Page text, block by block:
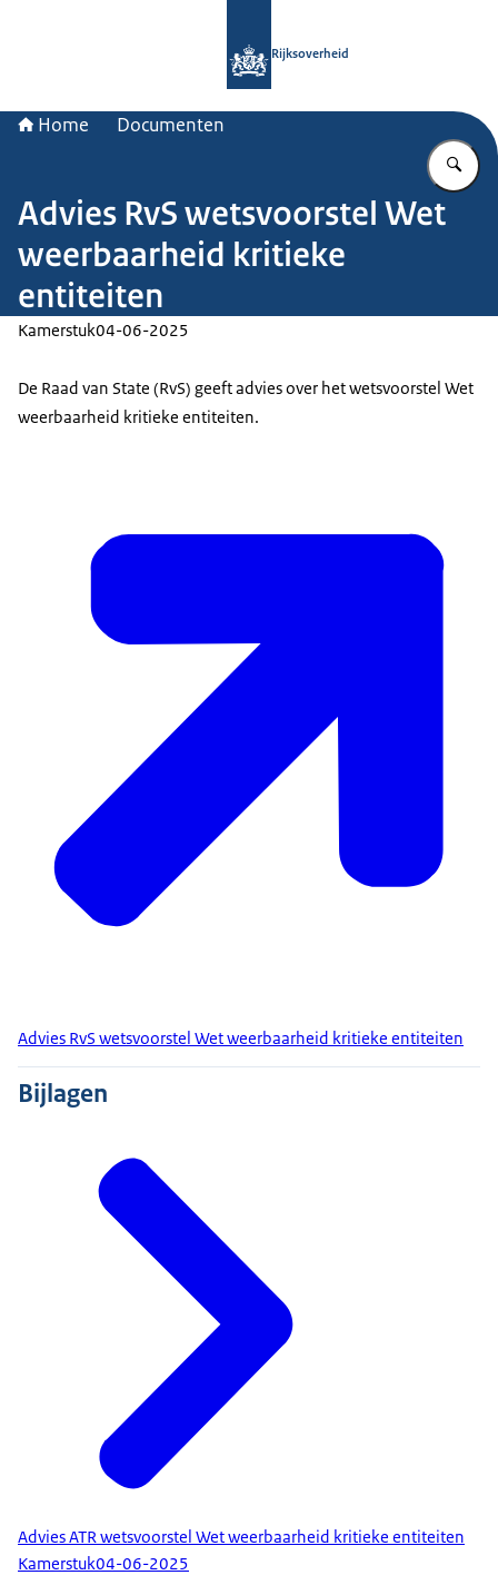
Rijksoverheid
Home Documenten
Advies RvS wetsvoorstel Wet
weerbaarheid kritieke
entiteiten
Kamerstuk04-06-2025
De Raad van State (RvS) geeft advies over het wetsvoorstel Wet
weerbaarheid kritieke entiteiten.
Advies RvS wetsvoorstel Wet weerbaarheid kritieke entiteiten
Bijlagen
Advies ATR wetsvoorstel Wet weerbaarheid kritieke entiteiten
Kamerstuk04-06-2025